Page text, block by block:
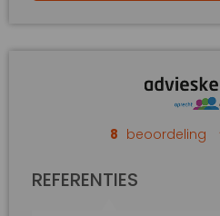
8 beoordeling
REFERENTIES